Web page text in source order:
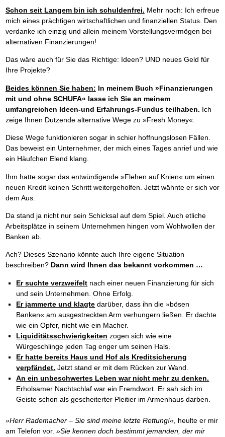
Schon seit Langem bin ich schuldenfrei. Mehr noch: Ich erfreue
mich eines prächtigen wirtschaftlichen und finanziellen Status. Den
verdanke ich einzig und allein meinem Vorstellungsvermögen bei
alternativen Finanzierungen!
Das wäre auch für Sie das Richtige: Ideen? UND neues Geld für
Ihre Projekte?
Beides können Sie haben: In meinem Buch »Finanzierungen
mit und ohne SCHUFA« lasse ich Sie an meinem
umfangreichen Ideen-und Erfahrungs-Fundus teilhaben. Ich
zeige Ihnen Dutzende alternative Wege zu »Fresh Money«.
Diese Wege funktionieren sogar in schier hoffnungslosen Fällen.
Das beweist ein Unternehmer, der mich eines Tages anrief und wie
ein Häufchen Elend klang.
Ihm hatte sogar das entwürdigende »Flehen auf Knien« um einen
neuen Kredit keinen Schritt weitergeholfen. Jetzt wähnte er sich vor
dem Aus.
Da stand ja nicht nur sein Schicksal auf dem Spiel. Auch etliche
Arbeitsplätze in seinem Unternehmen hingen vom Wohlwollen der
Banken ab.
Ach? Dieses Szenario könnte auch Ihre eigene Situation
beschreiben? Dann wird Ihnen das bekannt vorkommen …
Er suchte verzweifelt nach einer neuen Finanzierung für sich
und sein Unternehmen. Ohne Erfolg.
Er jammerte und klagte darüber, dass ihn die »bösen
Banken« am ausgestreckten Arm verhungern ließen. Er dachte
wie ein Opfer, nicht wie ein Macher.
Liquiditätsschwierigkeiten zogen sich wie eine
Würgeschlinge jeden Tag enger um seinen Hals.
Er hatte bereits Haus und Hof als Kreditsicherung
verpfändet. Jetzt stand er mit dem Rücken zur Wand.
An ein unbeschwertes Leben war nicht mehr zu denken.
Erholsamer Nachtschlaf war ein Fremdwort. Er sah sich im
Geiste schon als gescheiterter Pleitier im Armenhaus darben.
»Herr Rademacher – Sie sind meine letzte Rettung!«, heulte er mir
am Telefon vor. »Sie kennen doch bestimmt jemanden, der mir